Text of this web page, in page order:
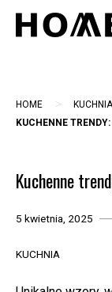
Skip
HOME > KUCHNIA
KUCHENNE
Kuchenne
5 kwietnia, 2025
KUCHNIA